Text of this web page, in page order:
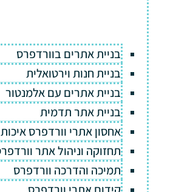
בניית אתרים בוורדפרס
בניית חנות וירטואלית
בניית אתרים עם אלמנטור
בניית אתר תדמית
אחסון אתרי וורדפרס איכותי
תחזוקה וניהול אתר וורדפרס
תמיכה והדרכה וורדפרס